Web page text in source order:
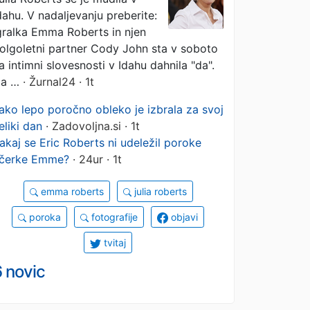
V nadaljevanju preberite:
Emma Roberts in njen
partner Cody John sta v soboto
intimni slovesnosti v Idahu dahnila "da".
… · Žurnal24 · 1t
lepo poročno obleko je izbrala za svoj
dan · Zadovoljna.si · 1t
se Eric Roberts ni udeležil poroke
Emme? · 24ur · 1t
emma roberts julia roberts
poroka fotografije objavi
tvitaj
novic